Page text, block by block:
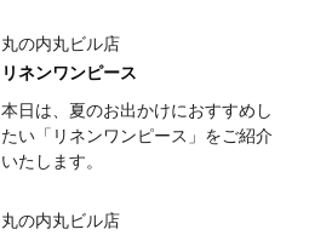
丸の内丸ビル店
リネンワンピース
本日は、夏のお出かけにおすすめし
たい「リネンワンピース」をご紹介
いたします。
丸の内丸ビル店